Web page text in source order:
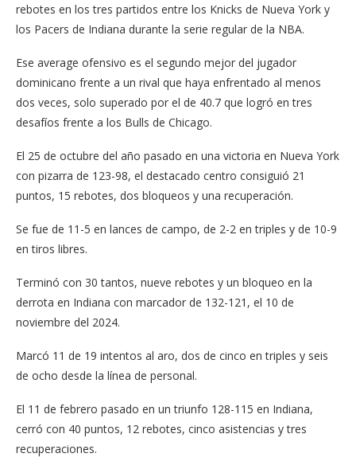
rebotes en los tres partidos entre los Knicks de Nueva York y
los Pacers de Indiana durante la serie regular de la NBA.
Ese average ofensivo es el segundo mejor del jugador
dominicano frente a un rival que haya enfrentado al menos
dos veces, solo superado por el de 40.7 que logró en tres
desafíos frente a los Bulls de Chicago.
El 25 de octubre del año pasado en una victoria en Nueva York
con pizarra de 123-98, el destacado centro consiguió 21
puntos, 15 rebotes, dos bloqueos y una recuperación.
Se fue de 11-5 en lances de campo, de 2-2 en triples y de 10-9
en tiros libres.
Terminó con 30 tantos, nueve rebotes y un bloqueo en la
derrota en Indiana con marcador de 132-121, el 10 de
noviembre del 2024.
Marcó 11 de 19 intentos al aro, dos de cinco en triples y seis
de ocho desde la línea de personal.
El 11 de febrero pasado en un triunfo 128-115 en Indiana,
cerró con 40 puntos, 12 rebotes, cinco asistencias y tres
recuperaciones.